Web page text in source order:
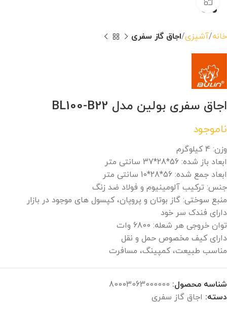
خانه آشپزی اجاق گاز سفری
اجاق سفری بولین مدل BL100-B22
ناموجود
وزن: 4 کیلوگرم
ابعاد باز شده: 56*28*37 سانتی متر
ابعاد جمع شده: 56*28*10 سانتی متر
جنس: ترکیب آلومینیوم و فولاد ضد زنگ
منبع سوختی: گاز بوتان و پروپان، کپسول های موجود در بازار
دارای فندک سر خود
توان خروجی هر شعله: 6800 وات
دارای کیف مخصوص حمل و نقل
مناسب طبیعت، کمپینگ، مسافرت
شناسه محصول: 80003063000000
دسته: اجاق گاز سفری